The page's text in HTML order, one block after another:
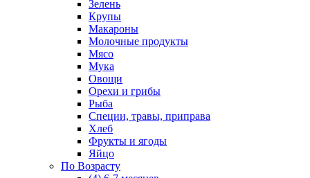
Зелень
Крупы
Макароны
Молочные продукты
Мясо
Мука
Овощи
Орехи и грибы
Рыба
Специи, травы, приправа
Хлеб
Фрукты и ягоды
Яйцо
По Возрасту